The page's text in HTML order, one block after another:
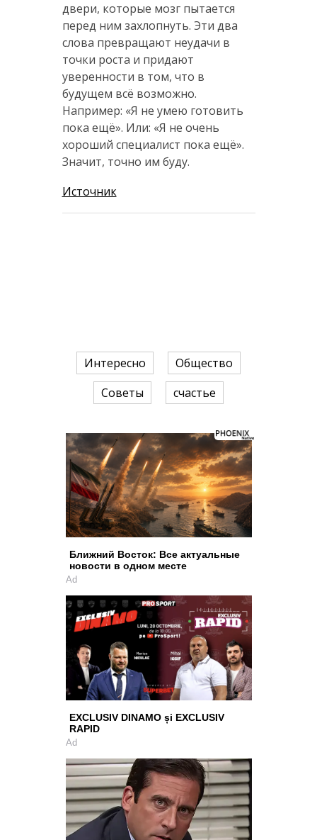
двери, которые мозг пытается
перед ним захлопнуть. Эти два
слова превращают неудачи в
точки роста и придают
уверенности в том, что в
будущем всё возможно.
Например: «Я не умею готовить
пока ещё». Или: «Я не очень
хороший специалист пока ещё».
Значит, точно им буду.
Источник
Интересно
Общество
Советы
счастье
Ближний Восток: Все актуальные
новости в одном месте
Ad
EXCLUSIV DINAMO și EXCLUSIV
RAPID
Ad